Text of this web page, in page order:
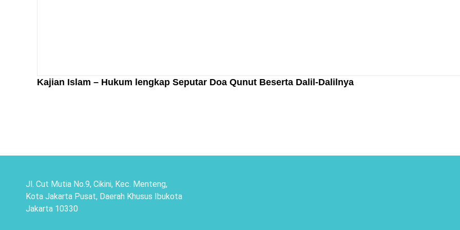
Kajian Islam – Hukum lengkap Seputar Doa Qunut Beserta Dalil-Dalilnya
Jl. Cut Mutia No.9, Cikini, Kec. Menteng,
Kota Jakarta Pusat, Daerah Khusus Ibukota
Jakarta 10330